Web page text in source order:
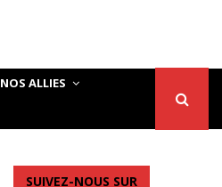
NOS ALLIES
SUIVEZ-NOUS SUR